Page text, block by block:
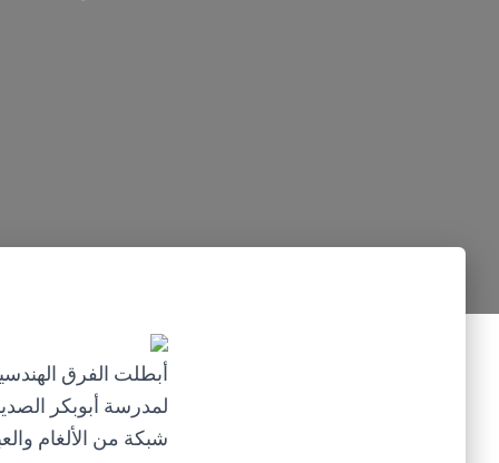
أبطلت الفرق
لمدرسة أبوبكر
شبكة من الألغام